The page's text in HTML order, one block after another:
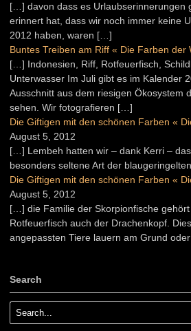
[…] davon dass es Urlaubserinnerungen
erinnert hat, dass wir noch immer keine
2012 haben, waren […]
Buntes Treiben am Riff « Die Farben der
[…] Indonesien, Riff, Rotfeuerfisch,
Unterwasser Im Juli gibt es im Kalender
Ausschnitt aus dem riesigen Ökosystem
sehen. Wir fotografieren […]
Die Giftigen mit den schönen Farben «
August 5, 2012
[…] Lembeh hatten wir – dank Kerri –
besonders seltene Art der
Die Giftigen mit den schönen Farben «
August 5, 2012
[…] die Familie der Skorpionfische
Rotfeuerfisch auch der Drachenkopf.
angepassten Tiere lauern am Grund
Search